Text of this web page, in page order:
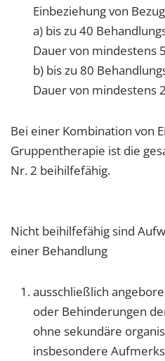
Einbeziehung von
a) bis zu 40
Dauer von mindestens
b) bis zu 80
Dauer von mindestens
Bei einer Kombination von
Gruppentherapie ist die
Nr. 2 beihilfefähig.
Nicht beihilfefähig sind
einer Behandlung
ausschließlich
oder Behinderungen
ohne sekundäre
insbesondere